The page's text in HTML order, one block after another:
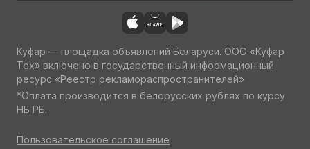
Куфар — площадка объявлений Беларуси. ООО «Куфар
Тех» включено в государственный информационный
ресурс «Реестр рекламораспространителей»
*Оплата производится в белорусских рублях по курсу
НБ РБ.
Пользовательское соглашение